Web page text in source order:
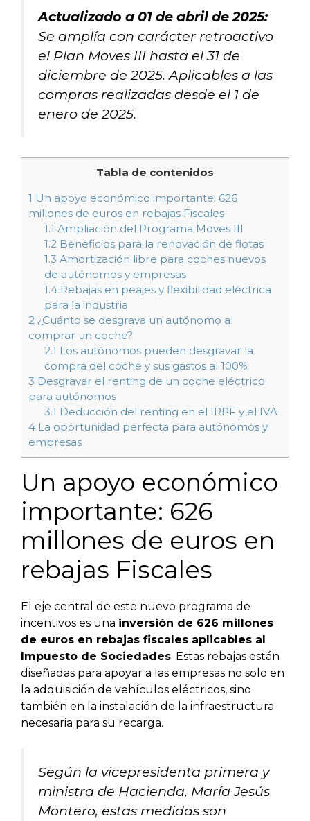
Actualizado a 01 de abril de 2025:
Se amplía con carácter retroactivo
el Plan Moves III hasta el 31 de
diciembre de 2025. Aplicables a las
compras realizadas desde el 1 de
enero de 2025.
Tabla de contenidos
1 Un apoyo económico importante: 626
millones de euros en rebajas Fiscales
1.1 Ampliación del Programa Moves III
1.2Beneficios para la renovación de flotas
1.3 Amortización libre para coches nuevos
de autónomos y empresas
1.4Rebajas en peajes y flexibilidad eléctrica
para la industria
2 ¿Cuánto se desgrava un autónomo al
comprar un coche?
2.1 Los autónomos pueden desgravar la
compra del coche y sus gastos al 100%
3 Desgravar el renting de un coche eléctrico
para autónomos
3.1 Deducción del renting en el IRPF y el IVA
4 La oportunidad perfecta para autónomos y
empresas
Un apoyo económico
importante: 626
millones de euros en
rebajas Fiscales
El eje central de este nuevo programa de
incentivos es una inversión de 626 millones
de euros en rebajas fiscales aplicables al
Impuesto de Sociedades. Estas rebajas están
diseñadas para apoyar a las empresas no solo en
la adquisición de vehículos eléctricos, sino
también en la instalación de la infraestructura
necesaria para su recarga.
Según la vicepresidenta primera y
ministra de Hacienda, María Jesús
Montero, estas medidas son